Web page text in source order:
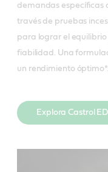
demandas específicas
través de pruebas
para lograr el
fiabilidad. Una
un rendimiento óptimo*.
Explora Castrol